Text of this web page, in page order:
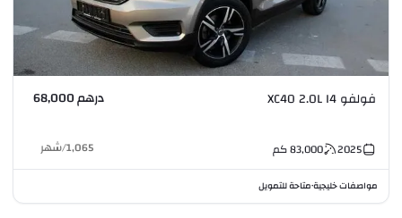
فولفو XC40 2.0L I4 درهم 68,000
2025
83,000كم 1,065
/شهر
مواصفات خليجية•متاحة للتمويل